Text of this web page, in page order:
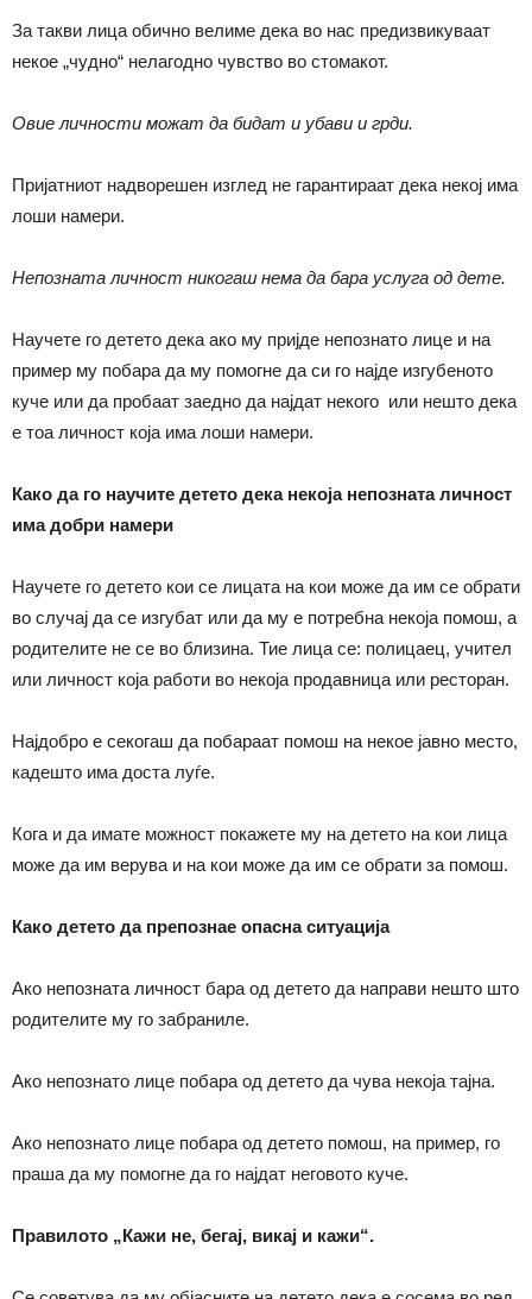
За такви лица обично велиме дека во нас предизвикуваат
некое „чудно“ нелагодно чувство во стомакот.
Овие личности можат да бидат и убави и грди.
Пријатниот надворешен изглед не гарантираат дека некој има
лоши намери.
Непозната личност никогаш нема да бара услуга од дете.
Научете го детето дека ако му пријде непознато лице и на
пример му побара да му помогне да си го најде изгубеното
куче или да пробаат заедно да најдат некого или нешто дека
е тоа личност која има лоши намери.
Како да го научите детето дека некоја непозната личност
има добри намери
Научете го детето кои се лицата на кои може да им се обрати
во случај да се изгубат или да му е потребна некоја помош, а
родителите не се во близина. Тие лица се: полицаец, учител
или личност која работи во некоја продавница или ресторан.
Најдобро е секогаш да побараат помош на некое јавно место,
кадешто има доста луѓе.
Кога и да имате можност покажете му на детето на кои лица
може да им верува и на кои може да им се обрати за помош.
Како детето да препознае опасна ситуација
Ако непозната личност бара од детето да направи нешто што
родителите му го забраниле.
Ако непознато лице побара од детето да чува некоја тајна.
Ако непознато лице побара од детето помош, на пример, го
праша да му помогне да го најдат неговото куче.
Правилото „Кажи не, бегај, викај и кажи“.